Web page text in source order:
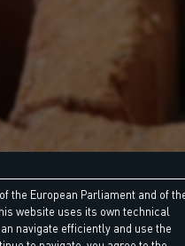
the European Parliament and of
website uses its own technical
navigate efficiently and use the